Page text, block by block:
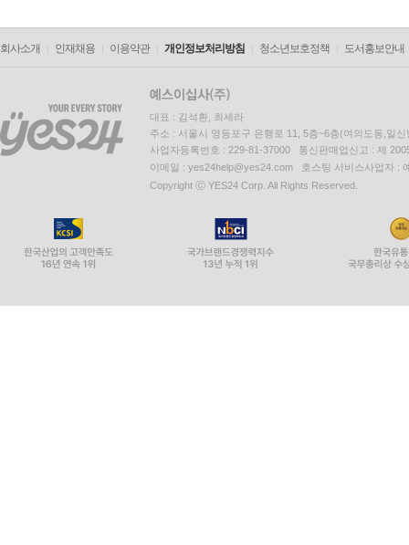
회사소개 인재채용 이용약관 개인정보처리방침 청소년보호정책 도서홍보안내
대표 : 김석환, 최세라
주소 : 서울시 영등포구 은행로 11, 5층~6층(여의도동,일신
사업자등록번호 : 229-81-37000 통신판매업신고 : 제
이메일 : yes24help@yes24.com 호스팅 서비스사업자 :
Copyright ⓒ YES24 Corp. All Rights Reserved.